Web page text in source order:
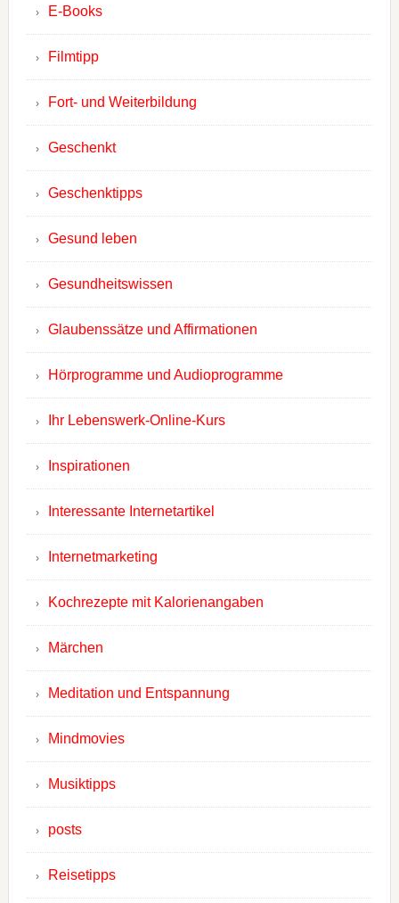
E-Books
Filmtipp
Fort- und Weiterbildung
Geschenkt
Geschenktipps
Gesund leben
Gesundheitswissen
Glaubenssätze und Affirmationen
Hörprogramme und Audioprogramme
Ihr Lebenswerk-Online-Kurs
Inspirationen
Interessante Internetartikel
Internetmarketing
Kochrezepte mit Kalorienangaben
Märchen
Meditation und Entspannung
Mindmovies
Musiktipps
posts
Reisetipps